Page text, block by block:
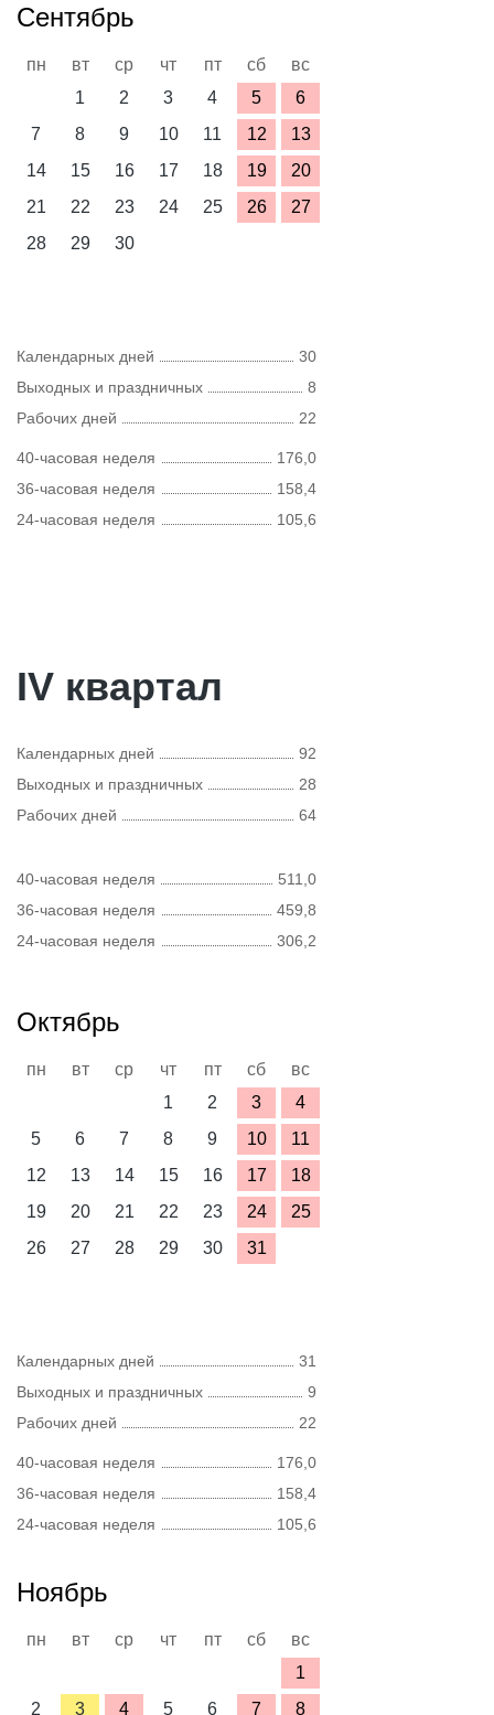
Сентябрь
пн вт ср чт пт сб
вс
1
2 3 4 5
6
7
8 9 10 11 12
13
14
15 16 17 18 19
20
21
22 23 24 25 26
27
28
29 30
Календарных дней
30
Выходных и праздничных
8
Рабочих дней
22
40-часовая неделя
176,0
36-часовая неделя
158,4
24-часовая неделя
105,6
IV квартал
Календарных дней
92
Выходных и праздничных
28
Рабочих дней
64
40-часовая неделя
511,0
36-часовая неделя
459,8
24-часовая неделя
306,2
Октябрь
пн вт ср чт пт сб
вс
1
2 3
4
5
6 7 8 9 10
11
12
13 14 15 16 17
18
19
20 21 22 23 24
25
26
27 28 29 30 31
Календарных дней
31
Выходных и праздничных
9
Рабочих дней
22
40-часовая неделя
176,0
36-часовая неделя
158,4
24-часовая неделя
105,6
Ноябрь
пн вт ср чт пт сб
вс
1
2
3 4 5 6 7 8